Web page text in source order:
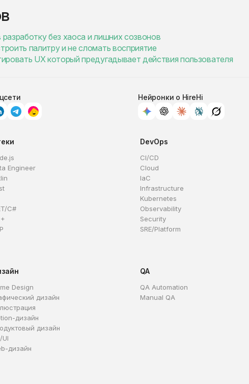
без хаоса и лишних созвонов
палитру и не сломать восприятие
UX который предугадывает действия пользователя
Нейронки о HireHi
Engineer
C#
DevOps
CI/CD
Cloud
IaC
Infrastructure
Kubernetes
Observability
Security
SRE/Platform
Design
дизайн
дизайн
дизайн
UI
дизайн
QA
QA Automation
Manual QA